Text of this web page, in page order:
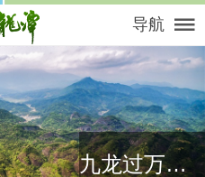
导航
九龙过万壑，涧谷随萦回